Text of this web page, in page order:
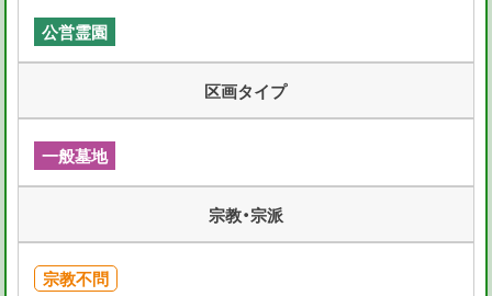
公営霊園
区画タイプ
一般墓地
宗教・宗派
宗教不問